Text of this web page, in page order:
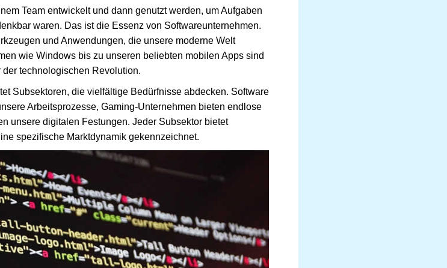
Team entwickelt und dann genutzt werden, um Aufgaben
waren. Das ist die Essenz von Softwareunternehmen.
und Anwendungen, die unsere moderne Welt
wie Windows bis zu unseren beliebten mobilen Apps sind
technologischen Revolution.
Subsektoren, die vielfältige Bedürfnisse abdecken. Software
Arbeitsprozesse, Gaming-Unternehmen bieten endlose
unsere digitalen Festungen. Jeder Subsektor bietet
spezifische Marktdynamik gekennzeichnet.